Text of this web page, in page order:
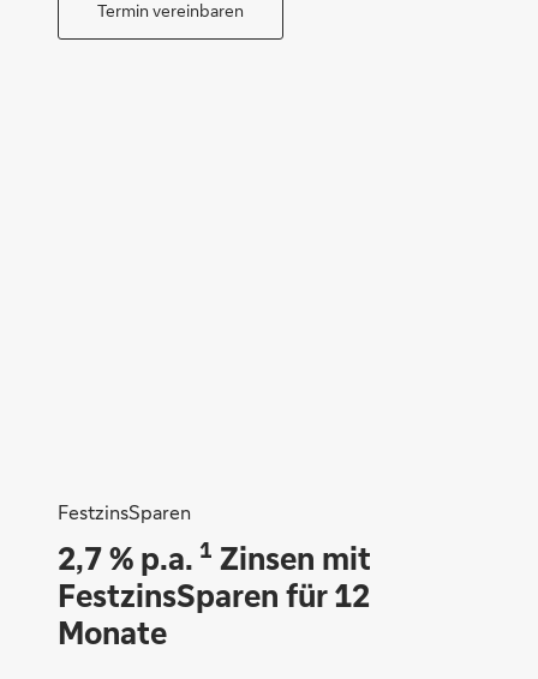
Termin vereinbaren
FestzinsSparen
2,7 % p.a. 1 Zinsen mit
FestzinsSparen für 12
Monate